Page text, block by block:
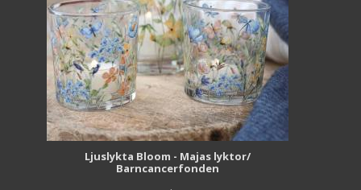
Ljuslykta Bloom - Majas lyktor/
Barncancerfonden